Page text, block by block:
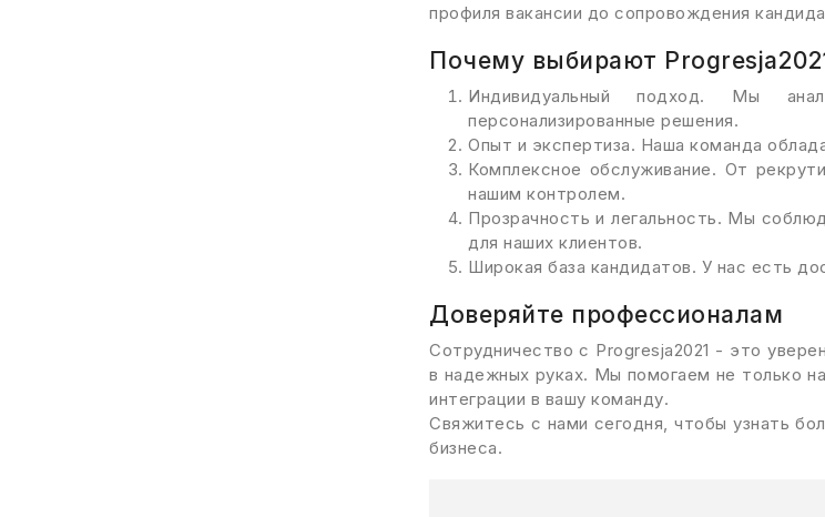
профиля вакансии до сопровождения
Почему выбирают
Индивидуальный подход. Мы
персонализированные решения.
Опыт и экспертиза. Наша команда
Комплексное обслуживание. От
нашим контролем.
Прозрачность и легальность. Мы
для наших клиентов.
Широкая база кандидатов. У нас есть
Доверяйте профессионалам
Сотрудничество с Progresja2021 - это
в надежных руках. Мы помогаем не только
интеграции в вашу команду.
Свяжитесь с нами сегодня, чтобы узнать
бизнеса.